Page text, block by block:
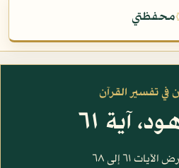
محفظتي
في تفسير القرآن
آية ٦١
٦١ إلى ٦٨